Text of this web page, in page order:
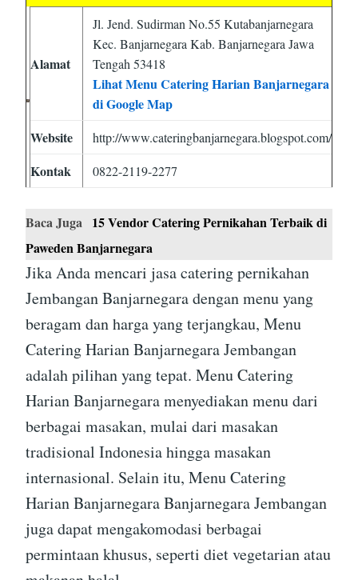
Alamat
Jl. Jend. Sudirman No.55 Kutabanjarnegara
Kec. Banjarnegara Kab. Banjarnegara Jawa
Tengah 53418
Lihat Menu Catering Harian Banjarnegara
di Google Map
Website
http://www.cateringbanjarnegara.blogspot.com/
Kontak 0822-2119-2277
Baca Juga
15 Vendor Catering Pernikahan Terbaik di
Paweden Banjarnegara
Jika Anda mencari jasa catering pernikahan
Jembangan Banjarnegara dengan menu yang
beragam dan harga yang terjangkau, Menu
Catering Harian Banjarnegara Jembangan
adalah pilihan yang tepat. Menu Catering
Harian Banjarnegara menyediakan menu dari
berbagai masakan, mulai dari masakan
tradisional Indonesia hingga masakan
internasional. Selain itu, Menu Catering
Harian Banjarnegara Banjarnegara Jembangan
juga dapat mengakomodasi berbagai
permintaan khusus, seperti diet vegetarian atau